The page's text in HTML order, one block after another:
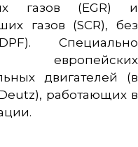
газов (EGR) и
газов (SCR), без
Специально
европейских
двигателей (в
работающих в